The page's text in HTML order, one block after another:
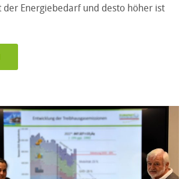
der Energiebedarf und desto höher ist